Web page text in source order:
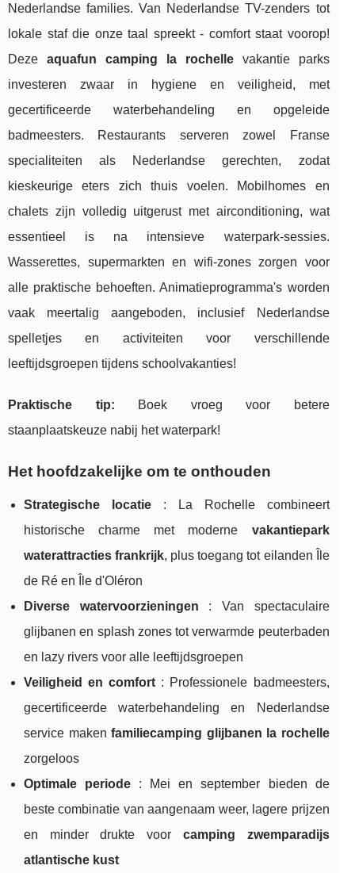
Nederlandse families. Van Nederlandse TV-zenders tot
lokale staf die onze taal spreekt - comfort staat voorop!
Deze aquafun camping la rochellevakantie parks
investeren zwaar in hygiene en veiligheid, met
gecertificeerde waterbehandeling en opgeleide
badmeesters. Restaurants serveren zowel Franse
specialiteiten als Nederlandse gerechten, zodat
kieskeurige eters zich thuis voelen. Mobilhomes en
chalets zijn volledig uitgerust met airconditioning, wat
essentieel is na intensieve waterpark-sessies.
Wasserettes, supermarkten en wifi-zones zorgen voor
alle praktische behoeften. Animatieprogramma's worden
vaak meertalig aangeboden, inclusief Nederlandse
spelletjes en activiteiten voor verschillende
leeftijdsgroepen tijdens schoolvakanties!
Praktische tip: Boek vroeg voor betere
staanplaatskeuze nabij het waterpark!
Het hoofdzakelijke om te onthouden
Strategische locatie: La Rochelle combineert
historische charme met moderne vakantiepark
waterattracties frankrijk, plus toegang tot eilanden Île
de Ré en Île d'Oléron
Diverse watervoorzieningen : Van spectaculaire
glijbanen en splash zones tot verwarmde peuterbaden
en lazy rivers voor alle leeftijdsgroepen
Veiligheid en comfort : Professionele badmeesters,
gecertificeerde waterbehandeling en Nederlandse
service makenfamiliecamping glijbanen la rochelle
zorgeloos
Optimale periode : Mei en september bieden de
beste combinatie van aangenaam weer, lagere prijzen
en minder drukte voor camping zwemparadijs
atlantische kust